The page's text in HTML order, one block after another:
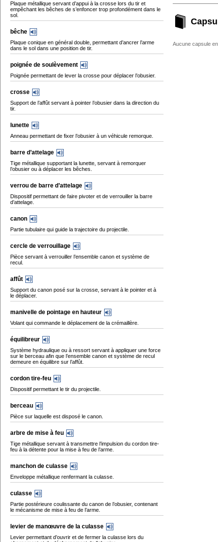
Plaque métallique servant d’appui à la crosse lors du tir et
empêchant les bêches de s’enfoncer trop profondément dans le
sol.
bêche
Plaque conique en général double, permettant d’ancrer l’arme
dans le sol dans une position de tir.
poignée de soulèvement
Poignée permettant de lever la crosse pour déplacer l’obusier.
crosse
Support de l’affût servant à pointer l’obusier dans la direction du
tir.
lunette
Anneau permettant de fixer l’obusier à un véhicule remorque.
barre d’attelage
Tige métallique supportant la lunette, servant à remorquer
l’obusier ou à déplacer les bêches.
verrou de barre d’attelage
Dispositif permettant de faire pivoter et de verrouiller la barre
d’attelage.
canon
Partie tubulaire qui guide la trajectoire du projectile.
cercle de verrouillage
Pièce servant à verrouiller l’ensemble canon et système de
recul.
affût
Support du canon posé sur la crosse, servant à le pointer et à
le déplacer.
manivelle de pointage en hauteur
Volant qui commande le déplacement de la crémaillère.
équilibreur
Système hydraulique ou à ressort servant à appliquer une force
sur le berceau afin que l’ensemble canon et système de recul
demeure en équilibre sur l’affût.
cordon tire-feu
Dispositif permettant le tir du projectile.
berceau
Pièce sur laquelle est disposé le canon.
arbre de mise à feu
Tige métallique servant à transmettre l’impulsion du cordon tire-
feu à la détente pour la mise à feu de l’arme.
manchon de culasse
Enveloppe métallique renfermant la culasse.
culasse
Partie postérieure coulissante du canon de l’obusier, contenant
le mécanisme de mise à feu de l’arme.
levier de manœuvre de la culasse
Levier permettant d’ouvrir et de fermer la culasse lors du
Aucune capsule